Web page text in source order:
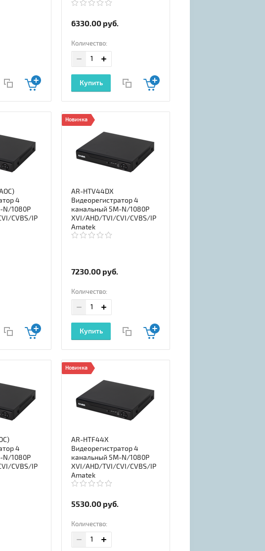
6330.00 руб.
Количество:
Купить
4
N/1080P
CVBS/IP
Новинка
AR-HTV44DX
Видеорегистратор 4
канальный 5M-N/1080P
XVI/AHD/TVI/CVI/CVBS/IP
Amatek
7230.00 руб.
Количество:
Купить
4
N/1080P
CVBS/IP
Новинка
AR-HTF44X
Видеорегистратор 4
канальный 5M-N/1080P
XVI/AHD/TVI/CVI/CVBS/IP
Amatek
5530.00 руб.
Количество: